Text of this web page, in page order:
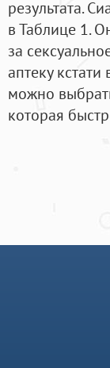
результата.
в Таблице 1.
за
аптеку
можно
которая